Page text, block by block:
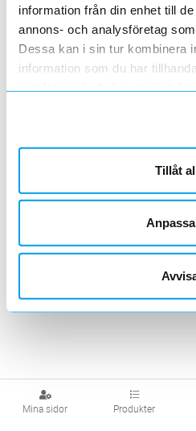
information från din enhet till
annons- och analysföretag
Dessa kan i sin tur kombinera
information som du har
samlat in när du har använt
Tillåt
Anpassa
Mina sidor Produkter
Linnödstopp
Visa produkter från alla